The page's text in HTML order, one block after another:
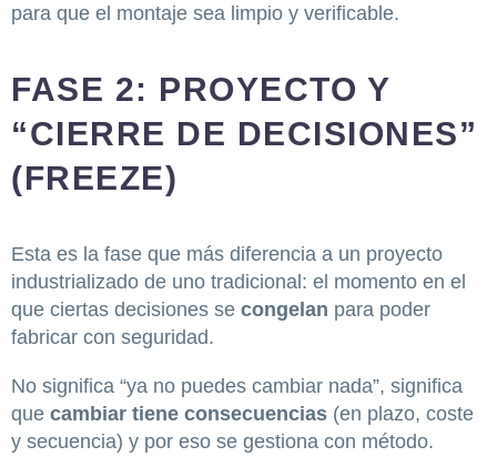
para que el montaje sea limpio y verificable.
FASE 2: PROYECTO Y
“CIERRE DE DECISIONES”
(FREEZE)
Esta es la fase que más diferencia a un proyecto
industrializado de uno tradicional: el momento en el
que ciertas decisiones se congelan para poder
fabricar con seguridad.
No significa “ya no puedes cambiar nada”, significa
que cambiar tiene consecuencias (en plazo, coste
y secuencia) y por eso se gestiona con método.